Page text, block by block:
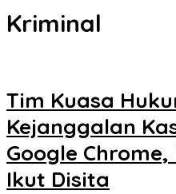
Kriminal
Tim Kuasa
Kejanggalan
Google
Ikut Disita